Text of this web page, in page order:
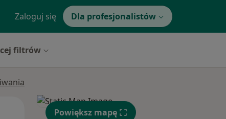
Zaloguj się Dla profesjonalistów
filtrów
Śr, Czw,
Powiększ mapę